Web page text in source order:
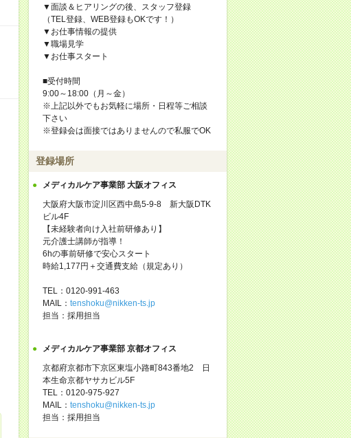
▼面談＆ヒアリングの後、スタッフ登録
（TEL登録、WEB登録もOKです！）
▼お仕事情報の提供
▼職場見学
▼お仕事スタート
■受付時間
9:00～18:00（月～金）
※上記以外でもお気軽に場所・日程等ご相談
下さい
※登録会は面接ではありませんので私服でOK
登録場所
メディカルケア事業部 大阪オフィス
大阪府大阪市淀川区西中島5-9-8 新大阪DTK
ビル4F
【未経験者向け入社前研修あり】
元介護士講師が指導！
6hの事前研修で安心スタート
時給1,177円＋交通費支給（規定あり）
TEL：0120-991-463
MAIL： tenshoku@nikken-ts.jp
担当：採用担当
メディカルケア事業部 京都オフィス
京都府京都市下京区東塩小路町843番地2 日
本生命京都ヤサカビル5F
TEL：0120-975-927
MAIL： tenshoku@nikken-ts.jp
担当：採用担当